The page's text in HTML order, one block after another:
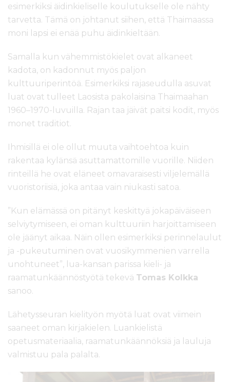
esimerkiksi äidinkieliselle koulutukselle ole nähty
tarvetta. Tämä on johtanut siihen, että Thaimaassa
moni lapsi ei enää puhu äidinkieltään.
Samalla kun vähemmistökielet ovat alkaneet
kadota, on kadonnut myös paljon
kulttuuriperintöä. Esimerkiksi rajaseudulla asuvat
luat ovat tulleet Laosista pakolaisina Thaimaahan
1960–1970-luvuilla. Rajan taa jäivät paitsi kodit, myös
monet traditiot.
Ihmisillä ei ole ollut muuta vaihtoehtoa kuin
rakentaa kylänsä asuttamattomille vuorille. Niiden
rinteillä he ovat eläneet omavaraisesti viljelemällä
vuoristoriisiä, joka antaa vain niukasti satoa.
”Kun elämässä on pitänyt keskittyä jokapäiväiseen
selviytymiseen, ei oman kulttuuriin harjoittamiseen
ole jäänyt aikaa. Näin ollen esimerkiksi perinnelaulut
ja -pukeutuminen ovat vuosikymmenien varrella
unohtuneet”, lua-kansan parissa kieli- ja
raamatunkäännöstyötä tekevä Tomas Kolkka
sanoo.
Lähetysseuran kielityön myötä luat ovat viimein
saaneet oman kirjakielen. Luankielistä
opetusmateriaalia, raamatunkäännöksiä ja lauluja
valmistuu pala palalta.